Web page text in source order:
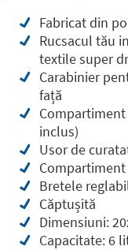
Fabricat din
Rucsacul tău
textile super
Carabinier
față
inclus)
Usor de
Bretele
Căptușită
Dimensiuni:
Capacitate: 6